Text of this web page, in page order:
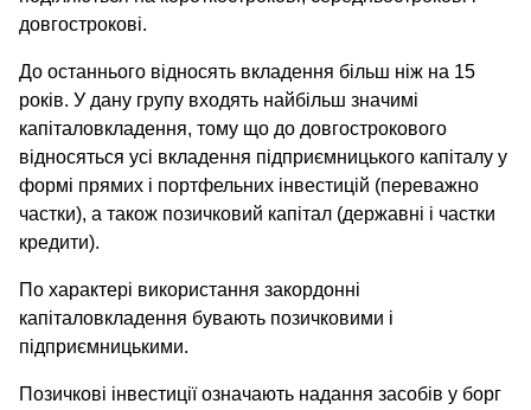
довгострокові.
До останнього відносять вкладення більш ніж на 15
років. У дану групу входять найбільш значимі
капіталовкладення, тому що до довгострокового
відносяться усі вкладення підприємницького капіталу у
формі прямих і портфельних інвестицій (переважно
частки), а також позичковий капітал (державні і частки
кредити).
По характері використання закордонні
капіталовкладення бувають позичковими і
підприємницькими.
Позичкові інвестиції означають надання засобів у борг